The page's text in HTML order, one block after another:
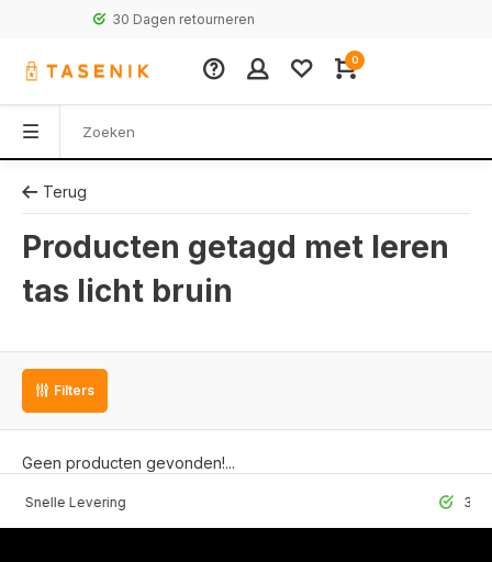
30 Dagen retourneren
0
Terug
Producten getagd met leren
tas licht bruin
Filters
Geen producten gevonden!...
Levering 30 Dagen